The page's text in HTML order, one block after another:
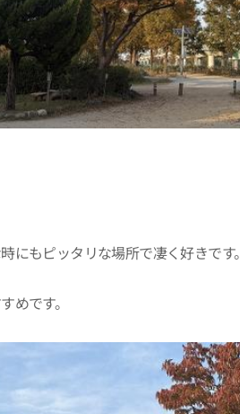
もピッタリな場所で凄く好きです。
めです。